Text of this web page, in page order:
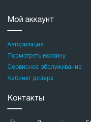
Мой аккаунт
Авторизация
Посмотреть корзину
Сервисное обслуживание
Кабинет дилера
Контакты